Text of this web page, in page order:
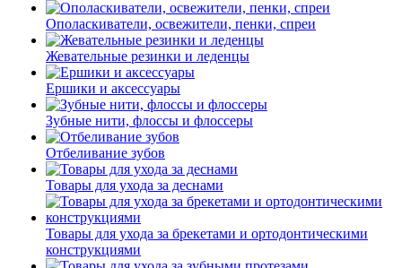
Ополаскиватели, освежители, пенки, спреи
Жевательные резинки и леденцы
Ершики и аксессуары
Зубные нити, флоссы и флоссеры
Отбеливание зубов
Товары для ухода за деснами
Товары для ухода за брекетами и ортодонтическими
конструкциями